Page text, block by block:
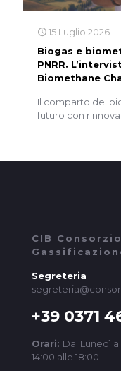
15 Luglio 2026
Biogas e
PNRR.
Biomethane
Il comparto del
futuro con
CIB
Segreteria
+39 0371
Orari: Dal Lunedì
14:00 alle 18:00